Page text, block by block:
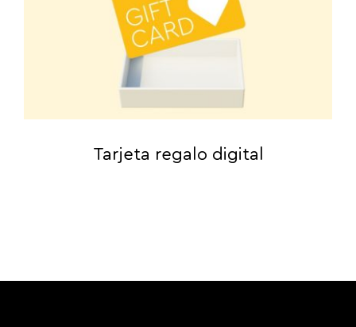
Tarjeta regalo digital